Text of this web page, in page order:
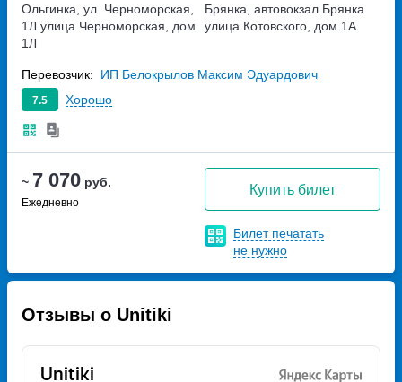
~ 7 070 руб.
Ежедневно
Купить билет
Билет печатать
не нужно
Ольгинка, ул. Черноморская,
1Л улица Черноморская, дом
1Л
Брянка, автовокзал Брянка
улица Котовского, дом 1А
7.5 Хорошо
Перевозчик: ИП Белокрылов Максим Эдуардович
Отзывы о Unitiki